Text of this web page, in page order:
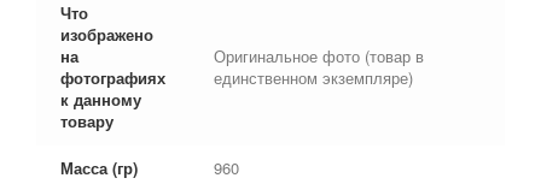
Что
изображено
на
фотографиях
к данному
товару
Оригинальное фото (товар в
единственном экземпляре)
Масса (гр) 960